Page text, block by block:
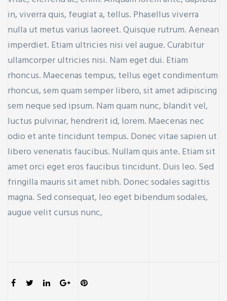
in, viverra quis, feugiat a, tellus. Phasellus viverra
nulla ut metus varius laoreet. Quisque rutrum. Aenean
imperdiet. Etiam ultricies nisi vel augue. Curabitur
ullamcorper ultricies nisi. Nam eget dui. Etiam
rhoncus. Maecenas tempus, tellus eget condimentum
rhoncus, sem quam semper libero, sit amet adipiscing
sem neque sed ipsum. Nam quam nunc, blandit vel,
luctus pulvinar, hendrerit id, lorem. Maecenas nec
odio et ante tincidunt tempus. Donec vitae sapien ut
libero venenatis faucibus. Nullam quis ante. Etiam sit
amet orci eget eros faucibus tincidunt. Duis leo. Sed
fringilla mauris sit amet nibh. Donec sodales sagittis
magna. Sed consequat, leo eget bibendum sodales,
augue velit cursus nunc,
SHARE: